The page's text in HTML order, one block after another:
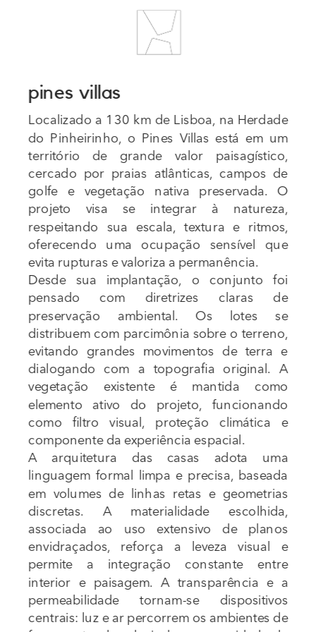
pines villas
Localizado a 130 km de Lisboa, na Herdade
do Pinheirinho, o Pines Villas está em um
território de grande valor paisagístico,
cercado por praias atlânticas, campos de
golfe e vegetação nativa preservada. O
projeto visa se integrar à natureza,
respeitando sua escala, textura e ritmos,
oferecendo uma ocupação sensível que
evita rupturas e valoriza a permanência.
Desde sua implantação, o conjunto foi
pensado com diretrizes claras de
preservação ambiental. Os lotes se
distribuem com parcimônia sobre o terreno,
evitando grandes movimentos de terra e
dialogando com a topografia original. A
vegetação existente é mantida como
elemento ativo do projeto, funcionando
como filtro visual, proteção climática e
componente da experiência espacial.
A arquitetura das casas adota uma
linguagem formal limpa e precisa, baseada
em volumes de linhas retas e geometrias
discretas. A materialidade escolhida,
associada ao uso extensivo de planos
envidraçados, reforça a leveza visual e
permite a integração constante entre
interior e paisagem. A transparência e a
permeabilidade tornam-se dispositivos
centrais: luz e ar percorrem os ambientes de